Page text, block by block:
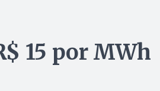
15 por MWh